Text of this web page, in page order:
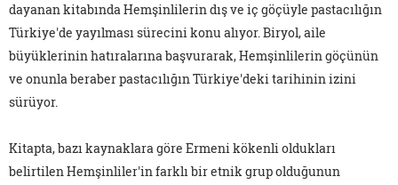
dayanan kitabında Hemşinlilerin dış ve iç göçüyle pastacılığın
Türkiye'de yayılması sürecini konu alıyor. Biryol, aile
büyüklerinin hatıralarına başvurarak, Hemşinlilerin göçünün
ve onunla beraber pastacılığın Türkiye'deki tarihinin izini
sürüyor.
Kitapta, bazı kaynaklara göre Ermeni kökenli oldukları
belirtilen Hemşinliler'in farklı bir etnik grup olduğunun